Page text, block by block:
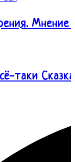
Мнение
таки